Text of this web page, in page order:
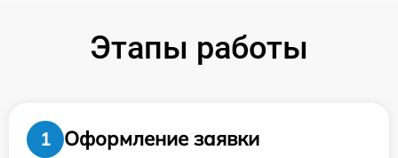
Этапы работы
1
Оформление заявки